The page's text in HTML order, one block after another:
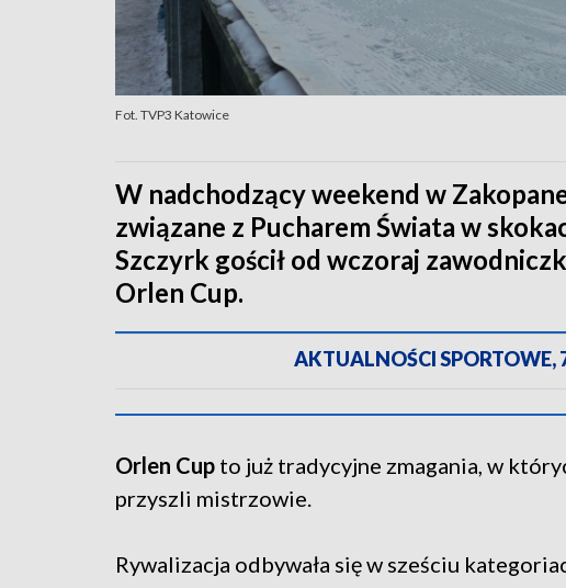
Fot. TVP3 Katowice
W nadchodzący weekend w
związane z Pucharem Świata w
Szczyrk gościł od wczoraj
Orlen Cup.
AKTUALNOŚCI SPORTOWE,
Orlen Cup to już tradycyjne zmagania, w
przyszli mistrzowie.
Rywalizacja odbywała się w sześciu